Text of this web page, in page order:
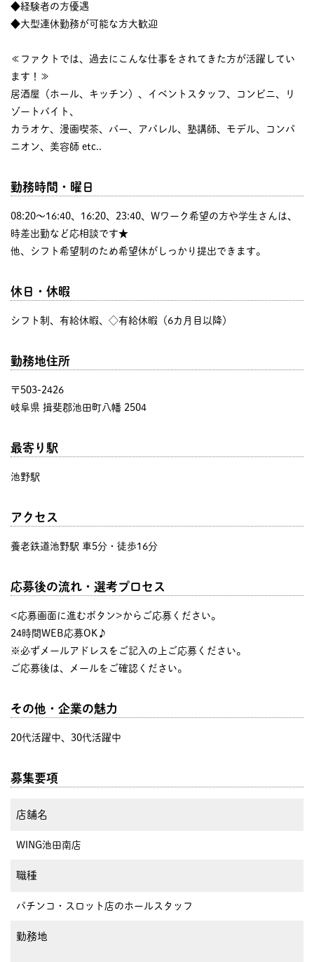
◆経験者の方優遇
◆大型連休勤務が可能な方大歓迎
≪ファクトでは、過去にこんな仕事をされてきた方が活躍してい
ます！≫
居酒屋（ホール、キッチン）、イベントスタッフ、コンビニ、リ
ゾートバイト、
カラオケ、漫画喫茶、バー、アパレル、塾講師、モデル、コンパ
ニオン、美容師 etc..
勤務時間・曜日
08:20〜16:40、16:20、23:40、Wワーク希望の方や学生さんは、
時差出勤など応相談です★
他、シフト希望制のため希望休がしっかり提出できます。
休日・休暇
シフト制、有給休暇、◇有給休暇（6カ月目以降）
勤務地住所
〒503-2426
岐阜県 揖斐郡池田町八幡 2504
最寄り駅
池野駅
アクセス
養老鉄道池野駅 車5分・徒歩16分
応募後の流れ・選考プロセス
<応募画面に進むボタン>からご応募ください。
24時間WEB応募OK♪
※必ずメールアドレスをご記入の上ご応募ください。
ご応募後は、メールをご確認ください。
その他・企業の魅力
20代活躍中、30代活躍中
募集要項
店舗名
WING池田南店
職種
パチンコ・スロット店のホールスタッフ
勤務地